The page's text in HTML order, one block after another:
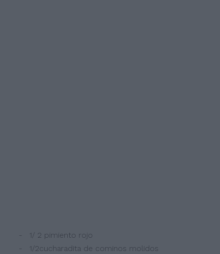
- 1/ 2 pimiento rojo
- 1/2cucharadita de cominos molidos